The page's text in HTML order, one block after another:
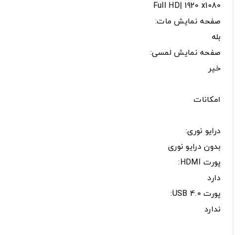
Full HD| 1920 x1080
صفحه نمایش مات:
بله
صفحه نمایش لمسی:
خیر
امکانات
درایو نوری:
بدون درایو نوری
پورت HDMI:
دارد
پورت USB 4.0:
ندارد